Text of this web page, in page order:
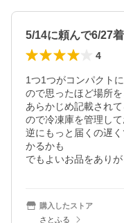
5/14に頼んで6/27着
4
1つ1つがコンパクト
ので思ったほど場所
あらかじめ記載され
ので冷凍庫を管理し
逆にもっと届くの遅
かるかも
購入したストア
さとふる